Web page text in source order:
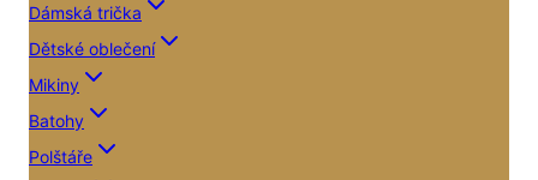
Dámská trička
Dětské oblečení
Mikiny
Batohy
Polštáře